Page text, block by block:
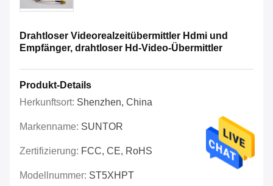
Drahtloser Videorealzeitübermittler Hdmi und
Empfänger, drahtloser Hd-Video-Übermittler
Produkt-Details
Herkunftsort: Shenzhen, China
Markenname: SUNTOR
Zertifizierung: FCC, CE, RoHS
Modellnummer: ST5XHPT